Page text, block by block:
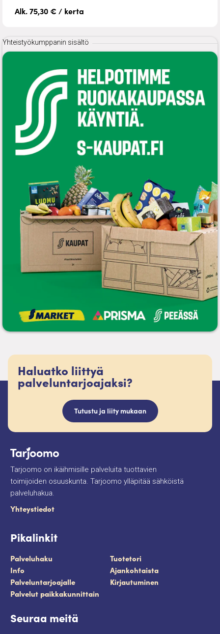
Alk. 75,30 € / kerta
Yhteistyökumppanin sisältö
Haluatko liittyä
palveluntarjoajaksi?
Tutustu ja liity mukaan
Tarjoomo on ikäihmisille palveluita tuottavien
toimijoiden osuuskunta. Tarjoomo ylläpitää sähköistä
palveluhakua.
Yhteystiedot
Pikalinkit
Palveluhaku
Tuotetori
Info
Ajankohtaista
Palveluntarjoajalle
Kirjautuminen
Palvelut paikkakunnittain
Seuraa meitä